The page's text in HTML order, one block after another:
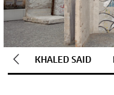
KHALED SAID